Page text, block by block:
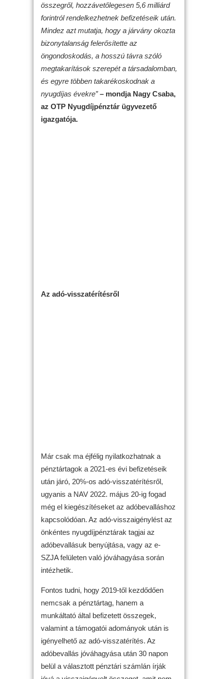
összegről, hozzávetőlegesen 5,6 milliárd
forintról rendelkezhetnek befizetéseik után.
Mindez azt mutatja, hogy a járvány okozta
bizonytalanság felerősítette az
öngondoskodás, a hosszú távra szóló
megtakarítások szerepét a társadalomban,
és egyre többen takarékoskodnak a
nyugdíjas évekre” – mondja Nagy Csaba,
az OTP Nyugdíjpénztár ügyvezető
igazgatója.
Az adó-visszatérítésről
Már csak ma éjfélig nyilatkozhatnak a
pénztártagok a 2021-es évi befizetéseik
után járó, 20%-os adó-visszatérítésről,
ugyanis a NAV 2022. május 20-ig fogad
még el kiegészítéseket az adóbevalláshoz
kapcsolódóan. Az adó-visszaigénylést az
önkéntes nyugdíjpénztárak tagjai az
adóbevallásuk benyújtása, vagy az e-
SZJA felületen való jóváhagyása során
intézhetik.
Fontos tudni, hogy 2019-től kezdődően
nemcsak a pénztártag, hanem a
munkáltató által befizetett összegek,
valamint a támogatói adományok után is
igényelhető az adó-visszatérítés. Az
adóbevallás jóváhagyása után 30 napon
belül a választott pénztári számlán írják